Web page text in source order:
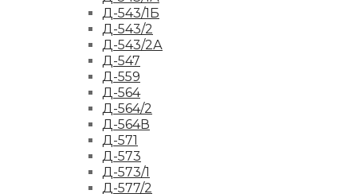
Д-543/1Б
Д-543/2
Д-543/2А
Д-547
Д-559
Д-564
Д-564/2
Д-564В
Д-571
Д-573
Д-573/1
Д-577/2